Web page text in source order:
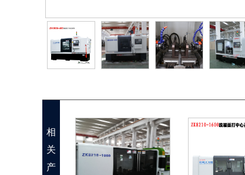
相
关
产